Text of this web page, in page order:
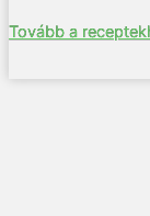
Tovább a